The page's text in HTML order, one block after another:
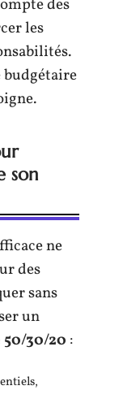
des
les
budgétaire
son
ne
des
sans
un
30/20 :